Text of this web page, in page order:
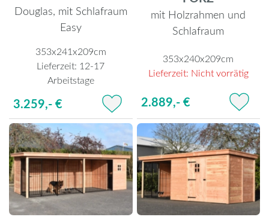
Douglas, mit Schlafraum
Easy
353x241x209cm
Lieferzeit: 12-17
Arbeitstage
3.259,- €
mit Holzrahmen und
Schlafraum
353x240x209cm
Lieferzeit: Nicht vorrätig
2.889,- €